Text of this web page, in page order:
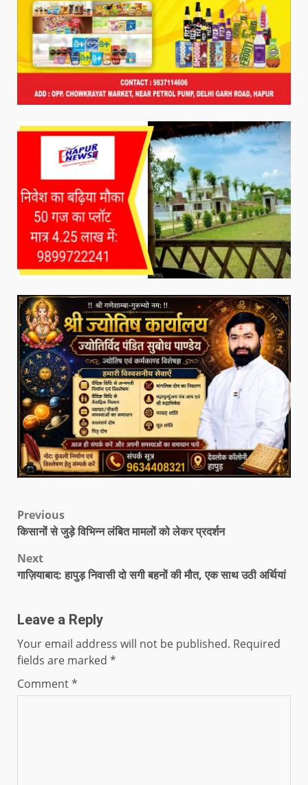
Previous
किसानों से जुड़े विभिन्न लंबित मामलों को लेकर प्रदर्शन
Next
गाज़ियाबाद: हापुड़ निवासी दो सगी बहनों की मौत, एक साथ उठी अर्थियां
Leave a Reply
Your email address will not be published. Required
fields are marked *
Comment*